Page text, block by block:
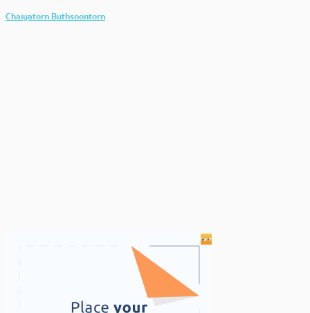
Chaiyatorn Buthsoontorn